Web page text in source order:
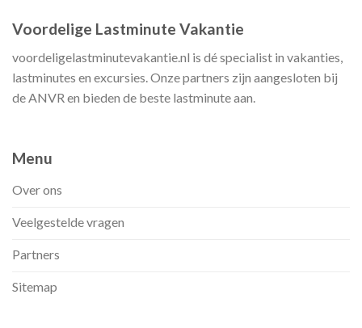
Voordelige Lastminute Vakantie
voordeligelastminutevakantie.nl is dé specialist in vakanties,
lastminutes en excursies. Onze partners zijn aangesloten bij
de ANVR en bieden de beste lastminute aan.
Menu
Over ons
Veelgestelde vragen
Partners
Sitemap